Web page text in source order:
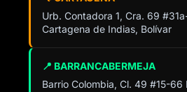
Urb. Contadora 1, Cra. 69
Cartagena de Indias, Bolívar
📍 BARRANCABERMEJA
Barrio Colombia, Cl. 49 #15-66